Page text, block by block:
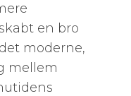
en bro
moderne,
mellem